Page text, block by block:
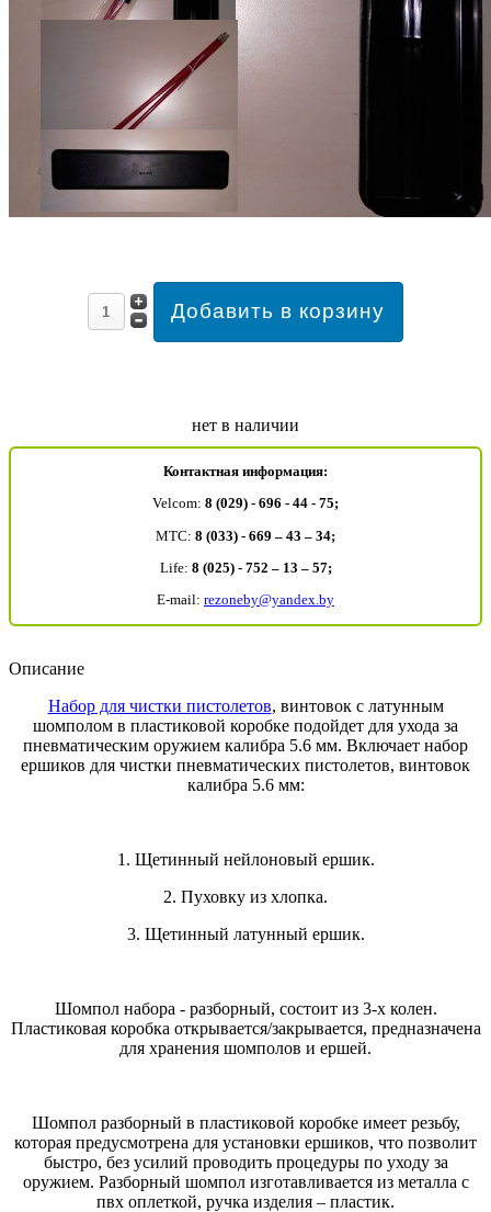
нет в наличии
Контактная информация:
Velcom: 8 (029) - 696 - 44 - 75;
MTC: 8 (033) - 669 – 43 – 34;
Life: 8 (025) - 752 – 13 – 57;
E-mail: rezoneby@yandex.by
Описание
Набор для чистки пистолетов, винтовок с латунным
шомполом в пластиковой коробке подойдет для ухода за
пневматическим оружием калибра 5.6 мм. Включает набор
ершиков для чистки пневматических пистолетов, винтовок
калибра 5.6 мм:
1. Щетинный нейлоновый ершик.
2. Пуховку из хлопка.
3. Щетинный латунный ершик.
Шомпол набора - разборный, состоит из 3-х колен.
Пластиковая коробка открывается/закрывается, предназначена
для хранения шомполов и ершей.
Шомпол разборный в пластиковой коробке имеет резьбу,
которая предусмотрена для установки ершиков, что позволит
быстро, без усилий проводить процедуры по уходу за
оружием. Разборный шомпол изготавливается из металла с
пвх оплеткой, ручка изделия – пластик.